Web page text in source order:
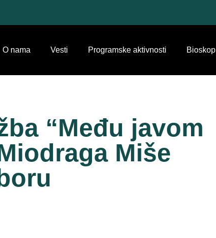
O nama Vesti Programske aktivnosti Bioskop
“Među javom
Miše